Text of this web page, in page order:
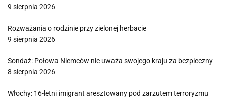
9 sierpnia 2026
Rozważania o rodzinie przy zielonej herbacie
9 sierpnia 2026
Sondaż: Połowa Niemców nie uważa swojego kraju za bezpieczny
8 sierpnia 2026
Włochy: 16-letni imigrant aresztowany pod zarzutem terroryzmu